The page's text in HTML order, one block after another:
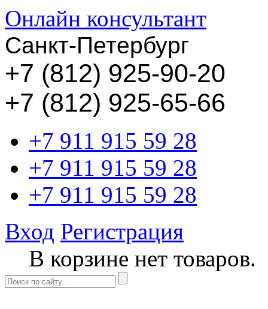
Онлайн консультант
Санкт-Петербург
+7 (812) 925-90-20
+7 (812) 925-65-66
+7 911 915 59 28
+7 911 915 59 28
+7 911 915 59 28
Вход Регистрация
В корзине нет товаров.